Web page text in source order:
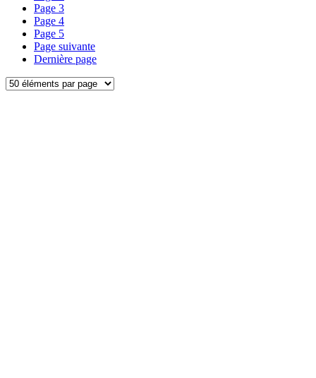
Page 3
Page 4
Page 5
Page suivante
Dernière page